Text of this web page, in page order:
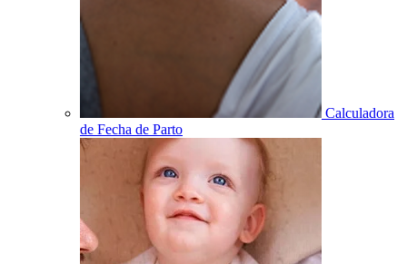
Calculadora
de Fecha de Parto